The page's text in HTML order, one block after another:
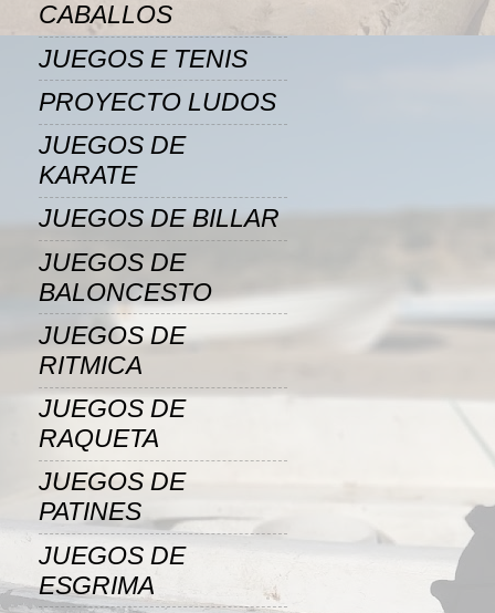
CABALLOS
JUEGOS E TENIS
PROYECTO LUDOS
JUEGOS DE
KARATE
JUEGOS DE BILLAR
JUEGOS DE
BALONCESTO
JUEGOS DE
RITMICA
JUEGOS DE
RAQUETA
JUEGOS DE
PATINES
JUEGOS DE
ESGRIMA